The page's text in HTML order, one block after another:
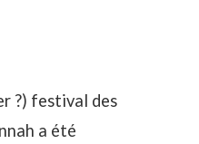
?) festival des
a été